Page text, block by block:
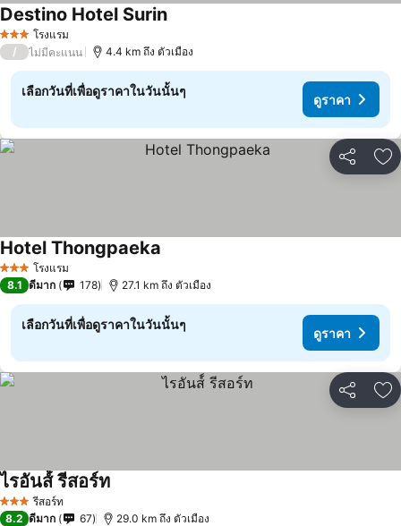
3 ดาว โรงแรม
Destino Hotel Surin
/ ไม่มีคะแนน 4.4 km ถึง ตัวเมือง
เลือกวันที่เพื่อดูราคาในวันนั้นๆ
ดูราคา
แชร์ เ
3 ดาว โรงแรม
Hotel Thongpaeka
8.1 ดีมาก 178 27.1 km ถึง ตัวเมือง
เลือกวันที่เพื่อดูราคาในวันนั้นๆ
ดูราคา
แชร์ เ
3 ดาว รีสอร์ท
ไรอันส์์ รีสอร์ท
8.2 ดีมาก 67 29.0 km ถึง ตัวเมือง